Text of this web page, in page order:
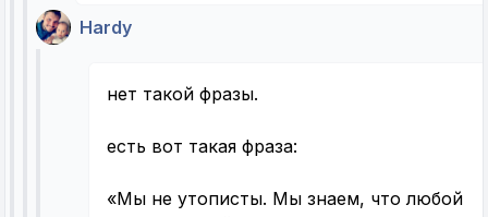
Hardy
нет такой фразы.
есть вот такая фраза:
«Мы не утописты. Мы знаем, что любой